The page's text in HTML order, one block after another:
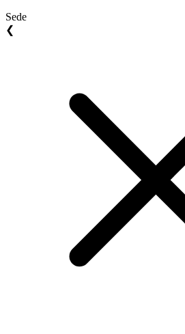
Sede
❮